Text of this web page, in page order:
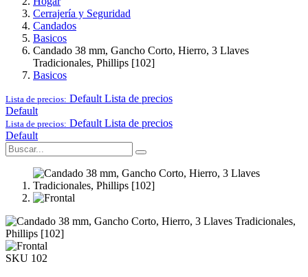
Cerrajería y Seguridad
Candados
Basicos
Candado 38 mm, Gancho Corto, Hierro, 3 Llaves
Tradicionales, Phillips [102]
Basicos
Lista de precios: Default Lista de precios
Default
Lista de precios: Default Lista de precios
Default
SKU 102